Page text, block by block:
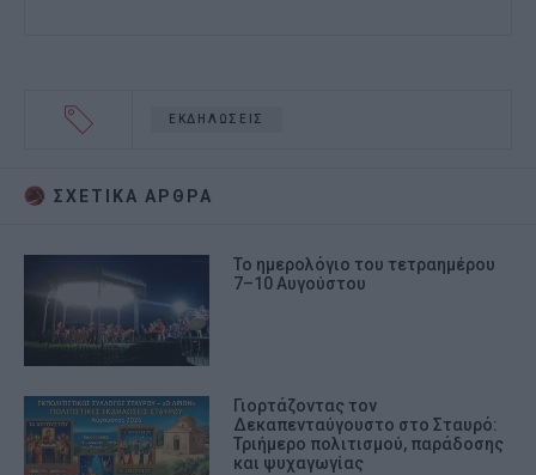
ΕΚΔΗΛΩΣΕΙΣ
ΣΧΕΤΙΚA AΡΘΡΑ
Το ημερολόγιο του τετραημέρου
7–10 Αυγούστου
Γιορτάζοντας τον
Δεκαπενταύγουστο στο Σταυρό:
Τριήμερο πολιτισμού, παράδοσης
και ψυχαγωγίας